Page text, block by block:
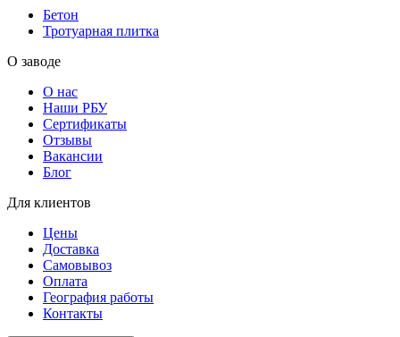
Бетон
Тротуарная плитка
О заводе
О нас
Наши РБУ
Сертификаты
Отзывы
Вакансии
Блог
Для клиентов
Цены
Доставка
Самовывоз
Оплата
География работы
Контакты